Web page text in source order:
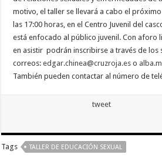
motivo, el taller se llevará a cabo el
las 17:00 horas, en el Centro Juvenil del
está enfocado al público juvenil. Con aforo
en asistir podrán inscribirse a través de los
correos:edgar.chinea@cruzroja.es o
También pueden contactar al número de
tweet
Tags TALLER DE EDUCACIÓN SEXUAL
Son
necesarias
para que
funcione la
web.
y estructura
de la web, en
base a cómo